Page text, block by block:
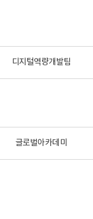
디지털역량개발팀
글로벌아카데미